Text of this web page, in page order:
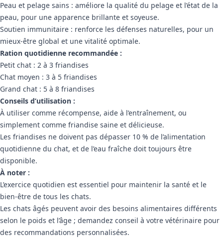
Peau et pelage sains : améliore la qualité du pelage et l’état de la
peau, pour une apparence brillante et soyeuse.
Soutien immunitaire : renforce les défenses naturelles, pour un
mieux-être global et une vitalité optimale.
Ration quotidienne recommandée :
Petit chat : 2 à 3 friandises
Chat moyen : 3 à 5 friandises
Grand chat : 5 à 8 friandises
Conseils d’utilisation :
À utiliser comme récompense, aide à l’entraînement, ou
simplement comme friandise saine et délicieuse.
Les friandises ne doivent pas dépasser 10 % de l’alimentation
quotidienne du chat, et de l’eau fraîche doit toujours être
disponible.
À noter :
L’exercice quotidien est essentiel pour maintenir la santé et le
bien-être de tous les chats.
Les chats âgés peuvent avoir des besoins alimentaires différents
selon le poids et l’âge ; demandez conseil à votre vétérinaire pour
des recommandations personnalisées.